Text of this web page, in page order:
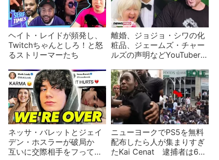
ヘイト・レイドが頻発し、
Twitchちゃんとしろ！と怒
るストリーマーたち
離婚、ジョジョ・シワの化
粧品、ジェームズ・チャー
ルズの声明などYouTuberニ
ネッサ・バレットとジェイ
デン・ホスラーが破局か
互いに交際相手をフって付
ニューヨークでPS5を無料
配布したら人が集まりすぎ
たKai Cenat 逮捕者は65